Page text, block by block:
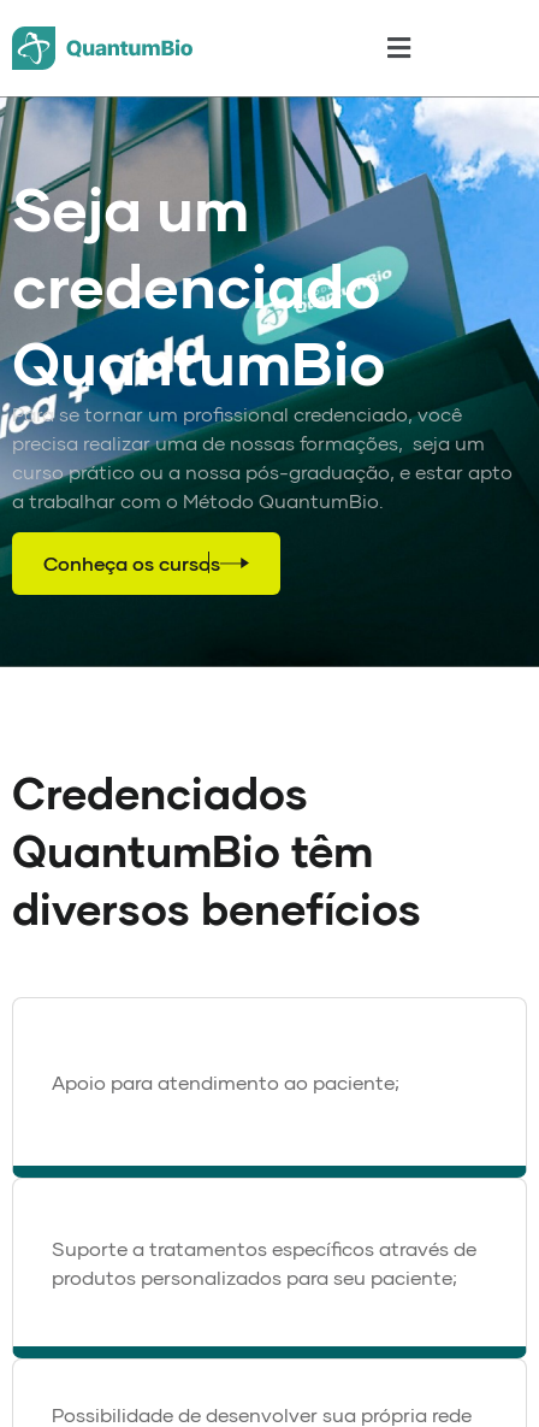
Seja um
credenciado
QuantumBio
Para se tornar um profissional credenciado, você
precisa realizar uma de nossas formações, seja um
curso prático ou a nossa pós-graduação, e estar apto
a trabalhar com o Método QuantumBio.
Conheça os cursos
Credenciados
QuantumBio têm
diversos benefícios
Apoio para atendimento ao paciente;
Suporte a tratamentos específicos através de
produtos personalizados para seu paciente;
Possibilidade de desenvolver sua própria rede